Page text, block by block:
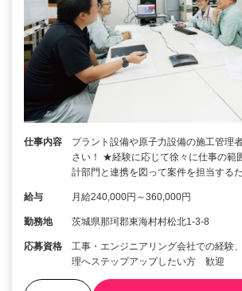
仕事内容
プラント設備や原子力設備の施工管理
さい！ ★経験に応じて徐々に仕事の範
計部門と連携を図って案件を担当する
給与 月給240,000円～360,000円
勤務地 茨城県那珂郡東海村村松北1-3-8
応募資格
工事・エンジニアリング会社での経験
理へステップアップしたい方 歓迎